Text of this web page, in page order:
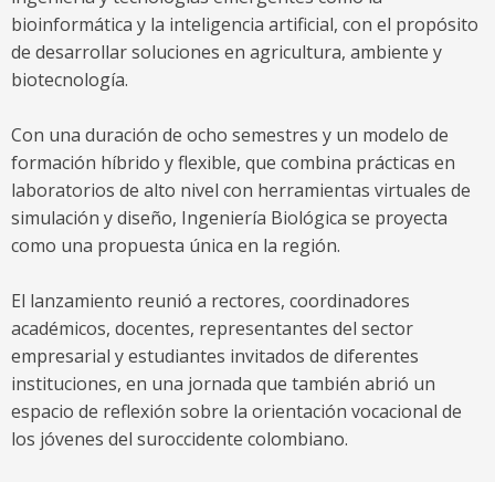
bioinformática y la inteligencia artificial, con el propósito
de desarrollar soluciones en agricultura, ambiente y
biotecnología.
Con una duración de ocho semestres y un modelo de
formación híbrido y flexible, que combina prácticas en
laboratorios de alto nivel con herramientas virtuales de
simulación y diseño, Ingeniería Biológica se proyecta
como una propuesta única en la región.
El lanzamiento reunió a rectores, coordinadores
académicos, docentes, representantes del sector
empresarial y estudiantes invitados de diferentes
instituciones, en una jornada que también abrió un
espacio de reflexión sobre la orientación vocacional de
los jóvenes del suroccidente colombiano.